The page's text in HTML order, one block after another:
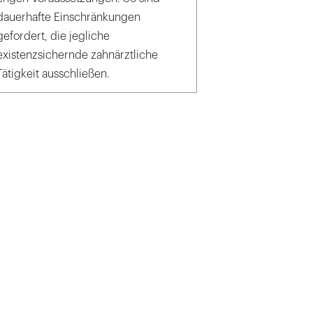
Einschränkungen
die jegliche
zahnärztliche
Tätigkeit ausschließen.